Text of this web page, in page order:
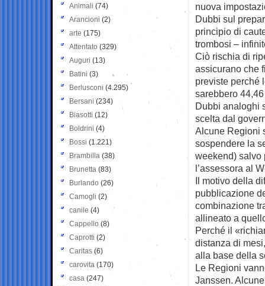
nuova
Dubbi sul
principio di
trombosi –
Ciò rischia di
assicurano che
previste perché
sarebbero
Dubbi analoghi
scelta dal
Alcune Regioni
sospendere la
weekend) salvo
l’assessora al
Il motivo della
pubblicazione
combinazione
allineato a
Perché il
distanza di
alla base della
Le Regioni
Janssen.
Animali (74)
Arancioni (2)
arte (175)
Attentato (329)
Auguri (13)
Batini (3)
Berlusconi (4.295)
Bersani (234)
Biasotti (12)
Boldrini (4)
Bossi (1.221)
Brambilla (38)
Brunetta (83)
Burlando (26)
Camogli (2)
canile (4)
Cappello (8)
Caprotti (2)
Caritas (6)
carovita (170)
casa (247)